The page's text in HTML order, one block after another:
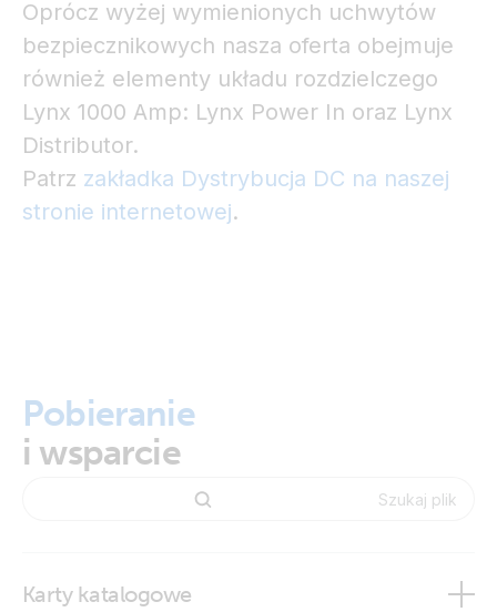
Oprócz wyżej wymienionych uchwytów
bezpiecznikowych nasza oferta obejmuje
również elementy układu rozdzielczego
Lynx 1000 Amp: Lynx Power In oraz Lynx
Distributor.
Patrz zakładka Dystrybucja DC na naszej
stronie internetowej.
Pobieranie
i wsparcie
Karty katalogowe